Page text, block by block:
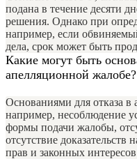
подана в течение десяти
решения. Однако при
например, если
дела, срок может быть
Какие могут быть
апелляционной жалобе?
Основаниями для отказа
например, несоблюдение
формы подачи жалобы,
отсутствие
прав и законных